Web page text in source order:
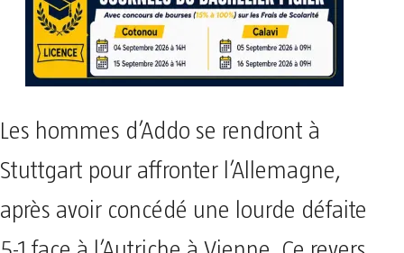
Les hommes d’Addo se rendront à
Stuttgart pour affronter l’Allemagne,
après avoir concédé une lourde défaite